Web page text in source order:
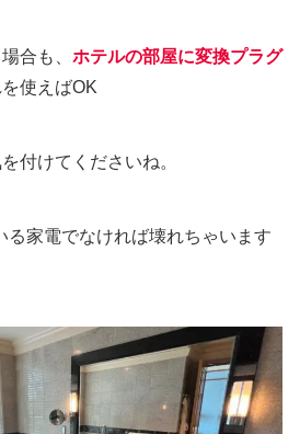
合も、 ホテルの部屋に変換プラグ
使えばOK
付けてくださいね。
る家電でなければ壊れちゃいます